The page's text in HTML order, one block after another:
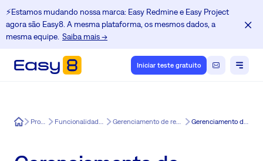
⚡️Estamos mudando nossa marca: Easy Redmine e Easy Project
agora são Easy8. A mesma plataforma, os mesmos dados, a
mesma equipe. Saiba mais →
Iniciar teste gratuito
Easy8 Produtos Funcionalidades do Easy8 Gerenciamento de recursos do Easy8 Gerenciamento de frequência